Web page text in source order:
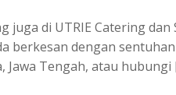
juga di UTRIE Catering
berkesan dengan
Jawa Tengah, atau